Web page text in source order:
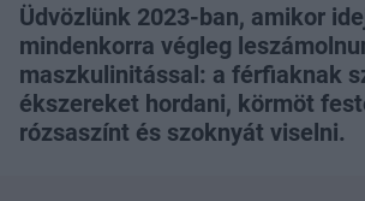
Üdvözlünk 2023-ban, amikor
mindenkorra végleg
maszkulinitással: a férfiaknak
ékszereket hordani, körmöt
rózsaszínt és szoknyát viselni.